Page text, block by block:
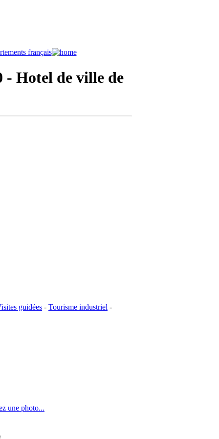
- Hotel de ville de
guidées - Tourisme industriel -
une photo...